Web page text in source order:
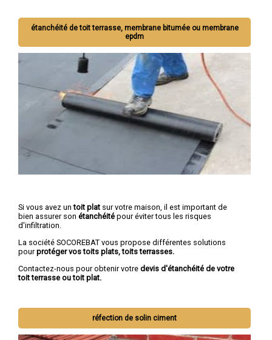
étanchéité de toit terrasse, membrane bitumée ou membrane
epdm
Si vous avez untoit plat sur votre maison, il est important de
bien assurer son étanchéité pour éviter tous les risques
d'infiltration.
La société SOCOREBAT vous propose différentes solutions
pourprotéger vos toits plats, toits terrasses.
Contactez-nous pour obtenir votre devis d'étanchéité de votre
toit terrasse ou toit plat.
réfection de solin ciment